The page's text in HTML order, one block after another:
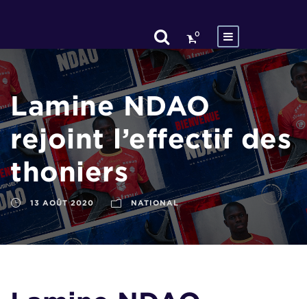
0
Lamine NDAO
rejoint l’effectif des
thoniers
13 AOÛT 2020 NATIONAL